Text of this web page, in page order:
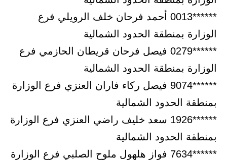
******0013 أحمد فرحان خلف الرويلي فرع
الوزارة بمنطقة الحدود الشمالية
******0279 فيصل فرحان قريطان الحازمي فرع
الوزارة بمنطقة الحدود الشمالية
******9074 فيصل ركاء فاران العنزي فرع الوزارة
بمنطقة الحدود الشمالية
******1926 سعد خليف راضي العنزي فرع الوزارة
بمنطقة الحدود الشمالية
******7634 فواز هلهول ملوح الصلبي فرع الوزارة